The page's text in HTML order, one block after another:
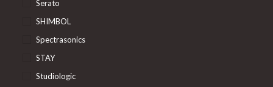
Serato
SHIMBOL
Spectrasonics
STAY
Studiologic